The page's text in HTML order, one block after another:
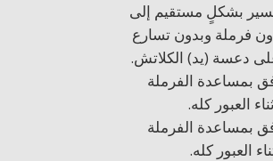
بشكلٍ مستقيم إلى
فرملة وبدون تسارع
دعسة (يد) الكلاتش.
بمساعدة الفرملة
العبور كله.
بمساعدة الفرملة
العبور كله.